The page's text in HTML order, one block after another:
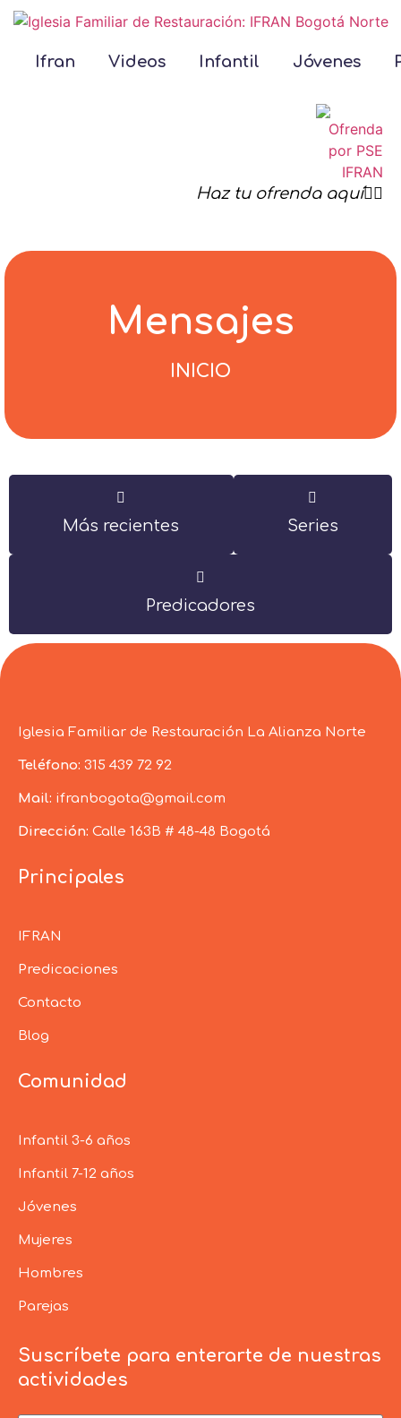
Ifran Videos Infantil Jóvenes
Haz tu ofrenda aquí☝🏻
Mensajes
INICIO
Más recientes Series
Predicadores
Iglesia Familiar de Restauración La Alianza Norte
Teléfono: 315 439 72 92
Mail: ifranbogota@gmail.com
Dirección: Calle 163B # 48-48 Bogotá
Principales
IFRAN
Predicaciones
Contacto
Blog
Comunidad
Infantil 3-6 años
Infantil 7-12 años
Jóvenes
Mujeres
Hombres
Parejas
Suscríbete para enterarte de nuestras
actividades